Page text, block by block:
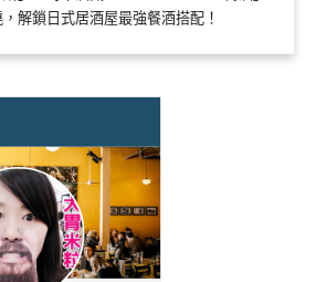
解鎖日式居酒屋最強餐酒搭配！